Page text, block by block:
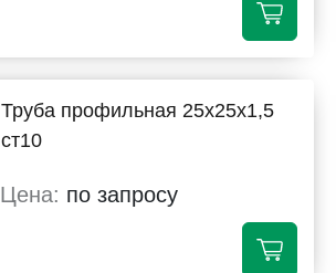
Труба профильная 25х25х1,5
ст10
по запросу